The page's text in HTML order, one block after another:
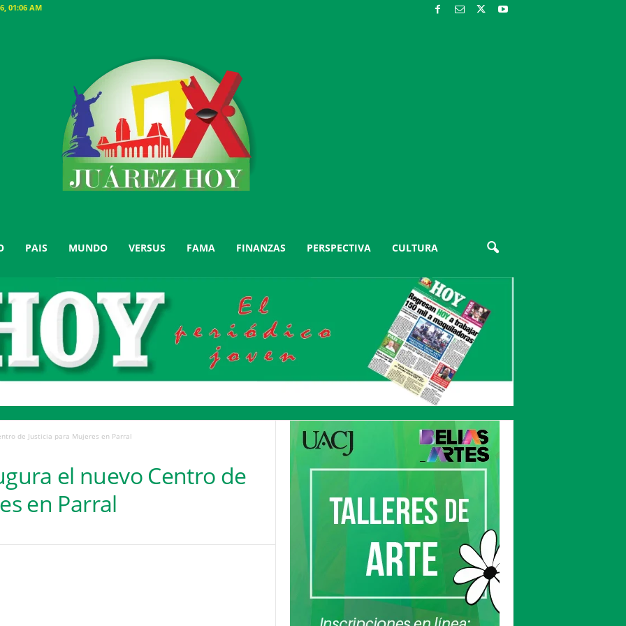
01:06 AM
PAIS MUNDO VERSUS FAMA FINANZAS PERSPECTIVA CULTURA
de Justicia para Mujeres en Parral
el nuevo Centro de
en Parral